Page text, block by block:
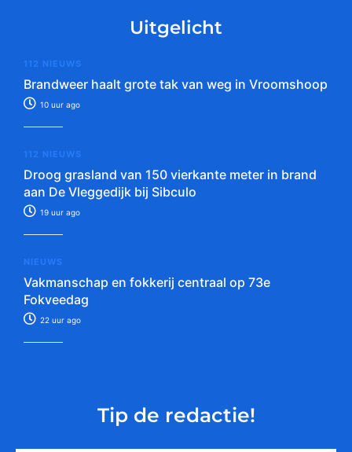
Uitgelicht
112 NIEUWS
Brandweer haalt grote tak van weg in Vroomshoop
10 uur ago
112 NIEUWS
Droog grasland van 150 vierkante meter in brand
aan De Vleggedijk bij Sibculo
19 uur ago
NIEUWS
Vakmanschap en fokkerij centraal op 73e
Fokveedag
22 uur ago
Tip de redactie!